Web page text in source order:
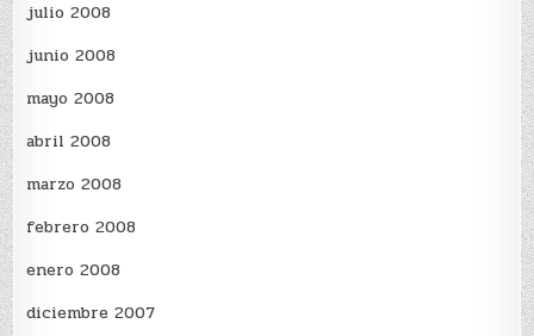
julio 2008
junio 2008
mayo 2008
abril 2008
marzo 2008
febrero 2008
enero 2008
diciembre 2007